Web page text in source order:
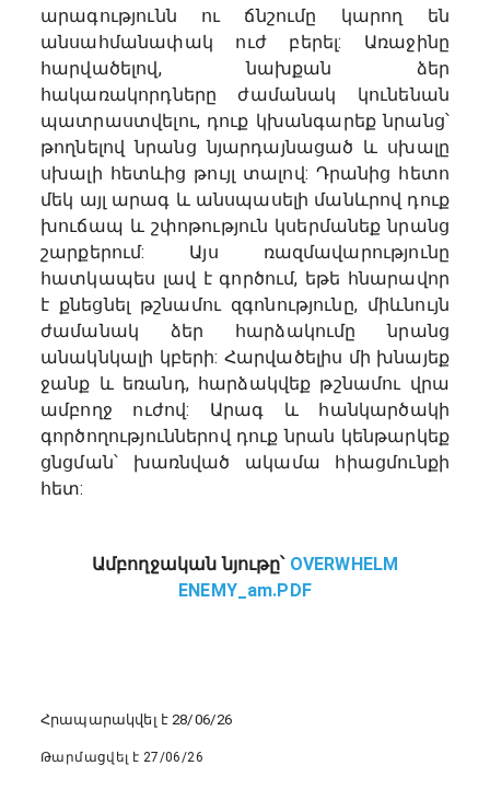
արագությունն ու ճնշումը կարող են
անսահմանափակ ուժ բերել: Առաջինը
հարվածելով, նախքան ձեր
հակառակորդները ժամանակ կունենան
պատրաստվելու, դուք կխանգարեք նրանց՝
թողնելով նրանց նյարդայնացած և սխալը
սխալի հետևից թույլ տալով: Դրանից հետո
մեկ այլ արագ և անսպասելի մանևրով դուք
խուճապ և շփոթություն կսերմանեք նրանց
շարքերում: Այս ռազմավարությունը
հատկապես լավ է գործում, եթե հնարավոր
է քնեցնել թշնամու զգոնությունը, միևնույն
ժամանակ ձեր հարձակումը նրանց
անակնկալի կբերի: Հարվածելիս մի խնայեք
ջանք և եռանդ, հարձակվեք թշնամու վրա
ամբողջ ուժով: Արագ և հանկարծակի
գործողություններով դուք նրան կենթարկեք
ցնցման՝ խառնված ակամա հիացմունքի
հետ:
Ամբողջական նյութը՝ OVERWHELM
ENEMY_am.PDF
Հրապարակվել է 28/06/26
Թարմացվել է 27/06/26